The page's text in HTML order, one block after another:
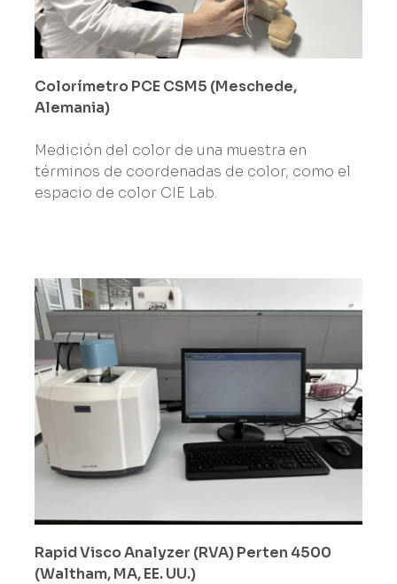
Colorímetro PCE CSM5 (Meschede,
Alemania)
Medición del color de una muestra en
términos de coordenadas de color, como el
espacio de color CIE Lab.
Rapid Visco Analyzer (RVA) Perten 4500
(Waltham, MA, EE. UU.)